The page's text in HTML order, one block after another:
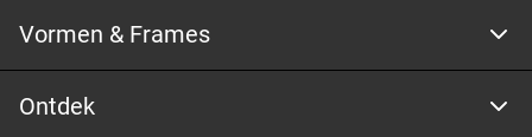
Vormen & Frames
Ontdek